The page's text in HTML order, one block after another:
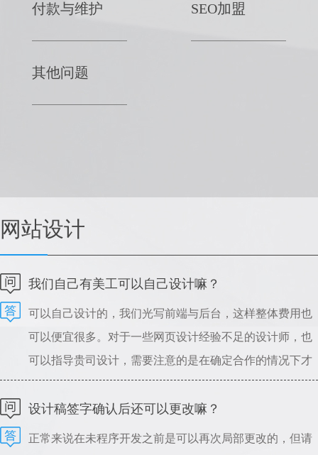
付款与维护 SEO加盟
其他问题
网站设计
我们自己有美工可以自己设计嘛？
可以自己设计的，我们光写前端与后台，这样整体费用也
可以便宜很多。对于一些网页设计经验不足的设计师，也
可以指导贵司设计，需要注意的是在确定合作的情况下才
可以指导设计，请理解。
设计稿签字确认后还可以更改嘛？
正常来说在未程序开发之前是可以再次局部更改的，但请